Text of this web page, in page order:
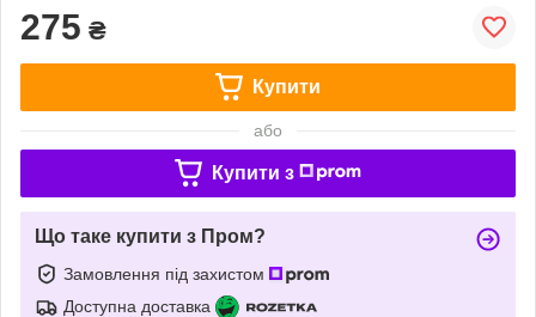
275 ₴
Купити
або
Купити з
Що таке купити з Пром?
Замовлення під захистом
Доступна доставка